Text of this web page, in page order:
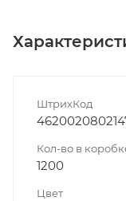
ШтрихКод
Кол-во в
1200
Цвет